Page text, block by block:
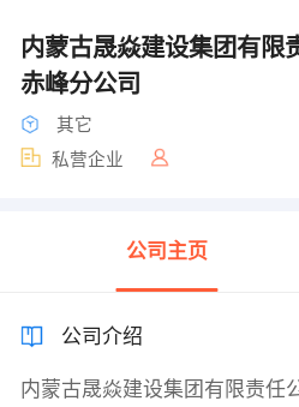
内蒙古晟焱建设集团有限
赤峰分公司
其它
私营企业
公司主页
公司介绍
内蒙古晟焱建设集团有限责任